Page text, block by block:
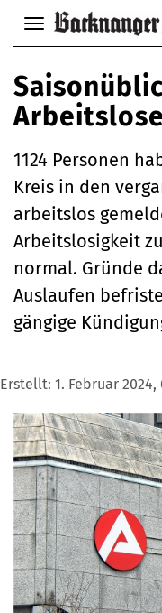
Navigation
anzeigen
bzw.
verbergen
1124 Personen
Kreis in den
arbeitslos
Arbeitslosigkeit
normal. Gründe
Auslaufen
gängige
Erstellt: 1. Februar